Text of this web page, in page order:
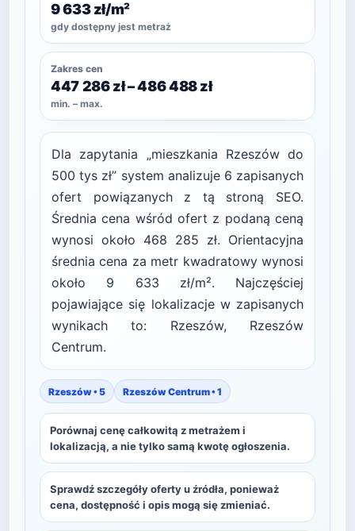
9 633 zł/m²
gdy dostępny jest metraż
Zakres cen
447 286 zł – 486 488 zł
min. – max.
Dla zapytania „mieszkania Rzeszów do
500 tys zł” system analizuje 6 zapisanych
ofert powiązanych z tą stroną SEO.
Średnia cena wśród ofert z podaną ceną
wynosi około 468 285 zł. Orientacyjna
średnia cena za metr kwadratowy wynosi
około 9 633 zł/m². Najczęściej
pojawiające się lokalizacje w zapisanych
wynikach to: Rzeszów, Rzeszów
Centrum.
Rzeszów • 5 Rzeszów Centrum • 1
Porównaj cenę całkowitą z metrażem i
lokalizacją, a nie tylko samą kwotę ogłoszenia.
Sprawdź szczegóły oferty u źródła, ponieważ
cena, dostępność i opis mogą się zmieniać.